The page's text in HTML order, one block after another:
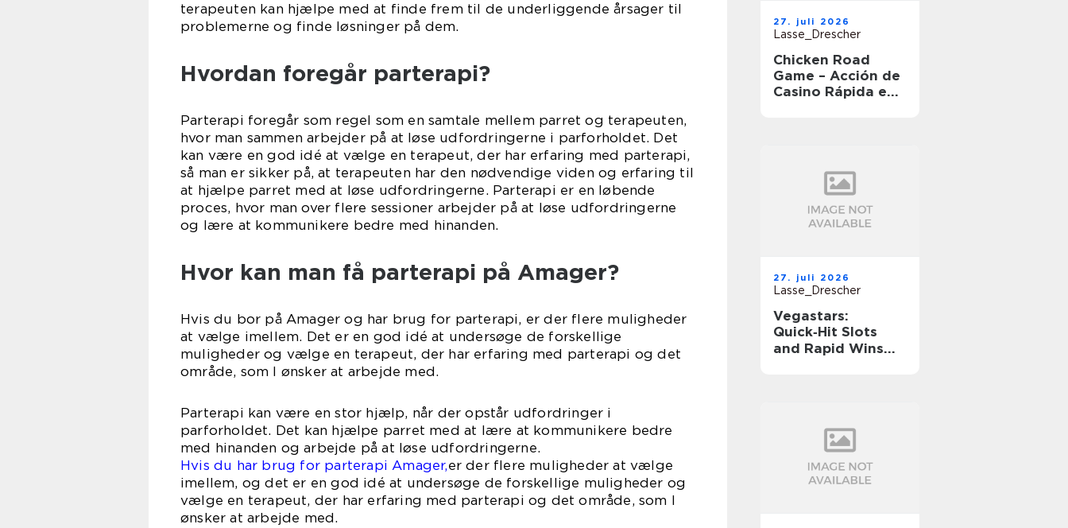
terapeuten kan hjælpe med at finde frem til de underliggende årsager til
problemerne og finde løsninger på dem.
Hvordan foregår parterapi?
Parterapi foregår som regel som en samtale mellem parret og terapeuten,
hvor man sammen arbejder på at løse udfordringerne i parforholdet. Det
kan være en god idé at vælge en terapeut, der har erfaring med parterapi,
så man er sikker på, at terapeuten har den nødvendige viden og erfaring til
at hjælpe parret med at løse udfordringerne. Parterapi er en løbende
proces, hvor man over flere sessioner arbejder på at løse udfordringerne
og lære at kommunikere bedre med hinanden.
Hvor kan man få parterapi på Amager?
Hvis du bor på Amager og har brug for parterapi, er der flere muligheder
at vælge imellem. Det er en god idé at undersøge de forskellige
muligheder og vælge en terapeut, der har erfaring med parterapi og det
område, som I ønsker at arbejde med.
Parterapi kan være en stor hjælp, når der opstår udfordringer i
parforholdet. Det kan hjælpe parret med at lære at kommunikere bedre
med hinanden og arbejde på at løse udfordringerne.
Hvis du har brug for parterapi Amager,er der flere muligheder at vælge
imellem, og det er en god idé at undersøge de forskellige muligheder og
vælge en terapeut, der har erfaring med parterapi og det område, som I
ønsker at arbejde med.
27. juli 2026
Lasse_Drescher
Chicken Road
Game – Acción de
Casino Rápida en
27. juli 2026
Lasse_Drescher
Vegastars:
Quick‑Hit Slots
and Rapid Wins